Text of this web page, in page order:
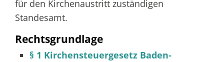
für den Kirchenaustritt zuständigen
Standesamt.
Rechtsgrundlage
§ 1 Kirchensteuergesetz Baden-